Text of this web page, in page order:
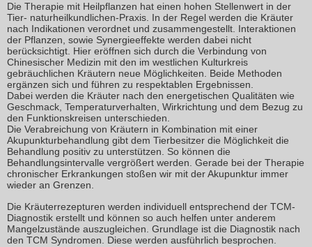
Die Therapie mit Heilpflanzen hat einen hohen Stellenwert in der
Tier- naturheilkundlichen-Praxis. In der Regel werden die Kräuter
nach Indikationen verordnet und zusammengestellt. Interaktionen
der Pflanzen, sowie Synergieeffekte werden dabei nicht
berücksichtigt. Hier eröffnen sich durch die Verbindung von
Chinesischer Medizin mit den im westlichen Kulturkreis
gebräuchlichen Kräutern neue Möglichkeiten. Beide Methoden
ergänzen sich und führen zu respektablen Ergebnissen.
Dabei werden die Kräuter nach den energetischen Qualitäten wie
Geschmack, Temperaturverhalten, Wirkrichtung und dem Bezug zu
den Funktionskreisen unterschieden.
Die Verabreichung von Kräutern in Kombination mit einer
Akupunkturbehandlung gibt dem Tierbesitzer die Möglichkeit die
Behandlung positiv zu unterstützen. So können die
Behandlungsintervalle vergrößert werden. Gerade bei der Therapie
chronischer Erkrankungen stoßen wir mit der Akupunktur immer
wieder an Grenzen.
Die Kräuterrezepturen werden individuell entsprechend der TCM-
Diagnostik erstellt und können so auch helfen unter anderem
Mangelzustände auszugleichen. Grundlage ist die Diagnostik nach
den TCM Syndromen. Diese werden ausführlich besprochen.